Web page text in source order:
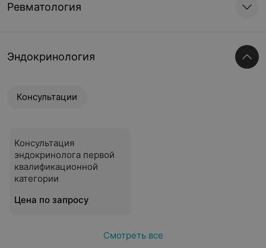
Ревматология
Эндокринология
Консультации
Консультация
эндокринолога первой
квалификационной
категории
Цена по запросу
Смотреть все